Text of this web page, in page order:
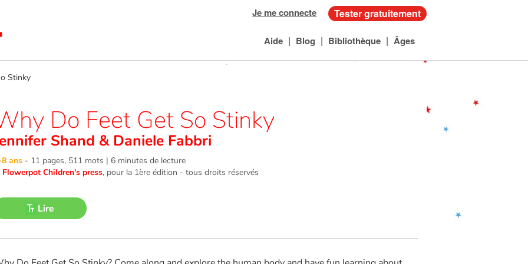
Je me connecte Tester gratuitement
Aide | Blog | Bibliothèque | Âges
Stinky
Do Feet Get So Stinky
Shand & Daniele Fabbri
ans - 11 pages, 511 mots | 6 minutes de lecture
Flowerpot Children's press, pour la 1ère édition - tous droits réservés
Lire